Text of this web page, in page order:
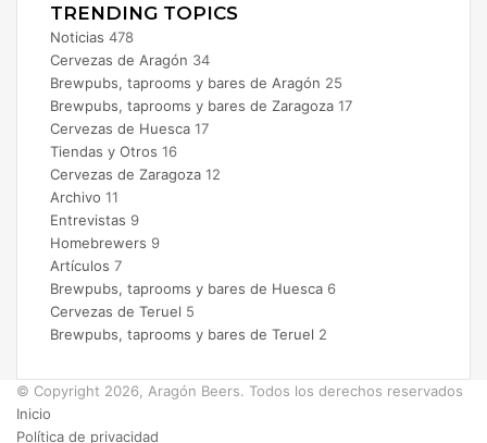
TRENDING TOPICS
Noticias 478
Cervezas de Aragón 34
Brewpubs, taprooms y bares de Aragón 25
Brewpubs, taprooms y bares de Zaragoza 17
Cervezas de Huesca 17
Tiendas y Otros 16
Cervezas de Zaragoza 12
Archivo 11
Entrevistas 9
Homebrewers 9
Artículos 7
Brewpubs, taprooms y bares de Huesca 6
Cervezas de Teruel 5
Brewpubs, taprooms y bares de Teruel 2
© Copyright 2026, Aragón Beers. Todos los derechos reservados
Inicio
Política de privacidad